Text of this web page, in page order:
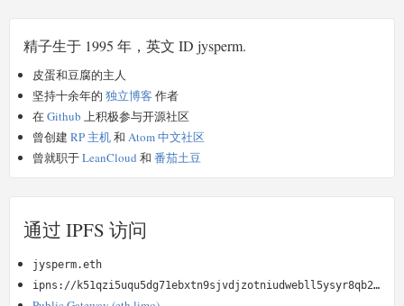
精子生于 1995 年，英文 ID jysperm.
皮蛋和豆腐的主人
坚持十余年的 独立博客 作者
在Github 上积极参与开源社区
曾创建 RP 主机和 Atom 中文社区
曾就职于LeanCloud 和 番茄土豆
通过 IPFS 访问
jysperm.eth
ipns://k51qzi5uqu5dg71ebxtn9sjvdjzotniudwebll5ysyr8qb2kz4oimyydvu9n5u